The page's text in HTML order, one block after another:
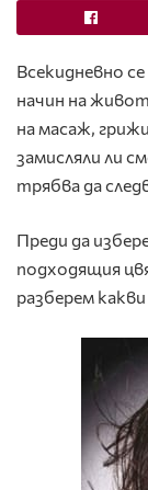
Всекидневно
начин на
на масаж,
замисляли ли
трябва да
Преди да
подходящия
разберем